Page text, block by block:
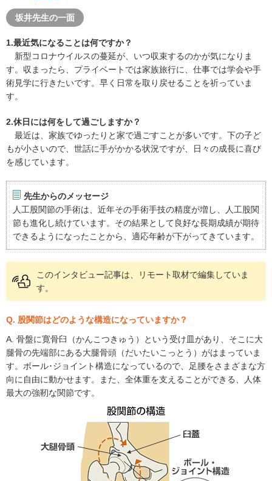
坂井先生の一面
1.最近気になることは何ですか？
新型コロナウイルスの蔓延が、いつ収束するのかが気になりま
す。収まったら、プライベートでは家族旅行に、仕事では学会や手
術見学に行きたいです。早く日常を取り戻せることを祈っていま
す。
2.休日には何をして過ごしますか？
最近は、家族でゆったりと家で過ごすことが多いです。下の子ど
もが小さいので、世話に手がかかる状況ですが、日々の成長に喜び
を感じています。
先生からのメッセージ
人工股関節の手術は、近年その手術手技の精度が増し、人工股関
節も進化し続けています。その結果として良好な長期成績が期待
できるようになったことから、適応年齢が下がってきています。
このインタビュー記事は、リモート取材で編集していま
す。
Q. 股関節はどのような構造になっていますか？
A. 骨盤に寛骨臼（かんこつきゅう）という受け皿があり、そこに大
腿骨の先端部にある大腿骨頭（だいたいこっとう）がはまっていま
す。ボール･ジョイント構造になっているので、足腰をさまざまな方
向に自由に動かせます。また、全体重を支えることができる、人体
最大の強靭な関節です。